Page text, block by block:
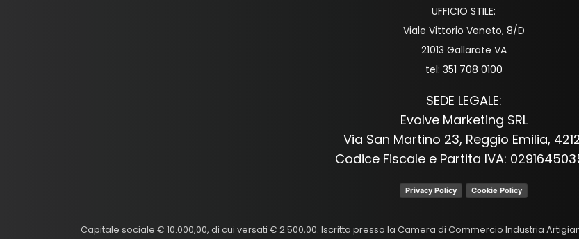
UFFICIO STILE:
Viale Vittorio Veneto, 8/D
21013 Gallarate VA
tel: 351 708 0100
SEDE LEGALE:
Evolve Marketing SRL
Via San Martino 23, Reggio Emilia,
Codice Fiscale e Partita IVA:
Privacy Policy Cookie Policy
Capitale sociale € 10.000,00, di cui versati € 2.500,00. Iscritta presso la Camera di Commercio Industria